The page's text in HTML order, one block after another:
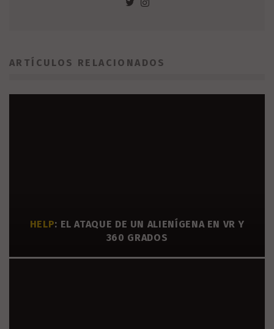
ARTÍCULOS RELACIONADOS
HELP: EL ATAQUE DE UN ALIENÍGENA EN VR Y
360 GRADOS